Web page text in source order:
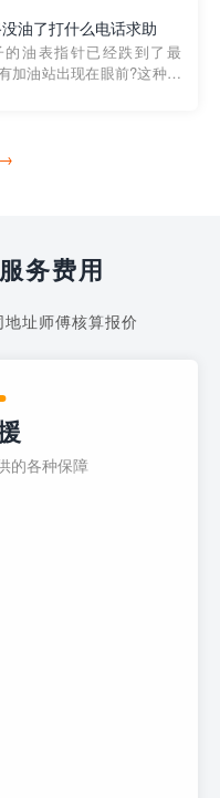
款专门解决汽车没油问题
。通过...
油了打什么电话求助
的油表指针已经跌到了最
加油站出现在眼前?这种情
请求送油人员来帮助你。
→
务费用
址师傅核算报价
的各种保障